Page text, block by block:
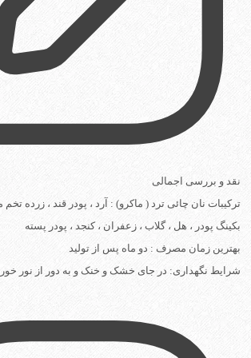
نقد و بررسی اجمالی
ترکیبات نان چائی ترد ( ماکرو) : آرد ، پودر قند ، زرده
بکینگ پودر ، هل ، گلاب ، زعفران ، کنجد ، پودر پسته
بهترین زمان مصرف : دو ماه پس از تولید
شرایط نگهداری: در جای خشک و خنک و به دور از نور